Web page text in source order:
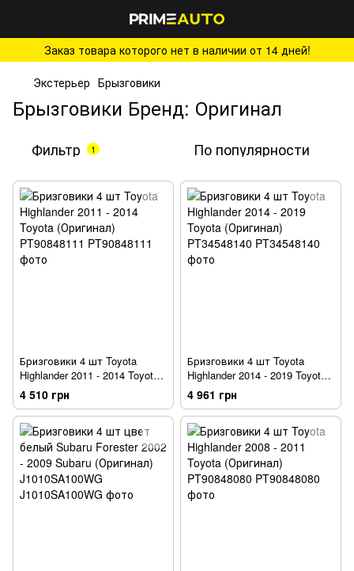
Заказ товара которого нет в наличии от 14 дней!
Экстерьер Брызговики
Брызговики Бренд: Оригинал
Фильтр 1 По популярности
Бризговики 4 шт Toyota
Highlander 2011 - 2014 Toyota
(Оригинал) PT90848111
4 510 грн
Бризговики 4 шт Toyota
Highlander 2014 - 2019 Toyota
(Оригинал) PT34548140
4 961 грн